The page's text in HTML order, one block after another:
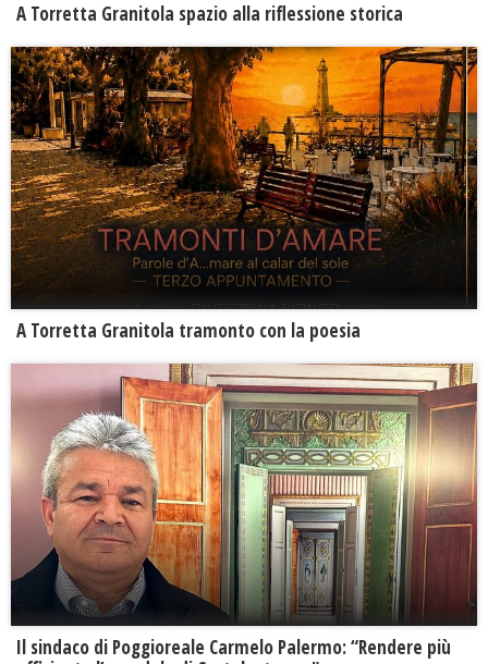
​A Torretta Granitola spazio alla riflessione storica
​A Torretta Granitola tramonto con la poesia
Il sindaco di Poggioreale Carmelo Palermo: “Rendere più